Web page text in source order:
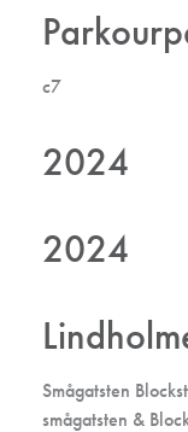
c7
2024
2024
Smågatsten
smågatsten &